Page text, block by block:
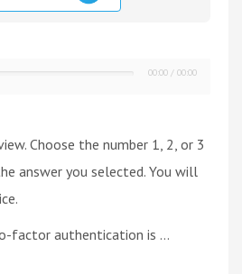
00:00 / 00:00
Choose the number 1, 2, or 3
answer you selected. You will
factor authentication is …